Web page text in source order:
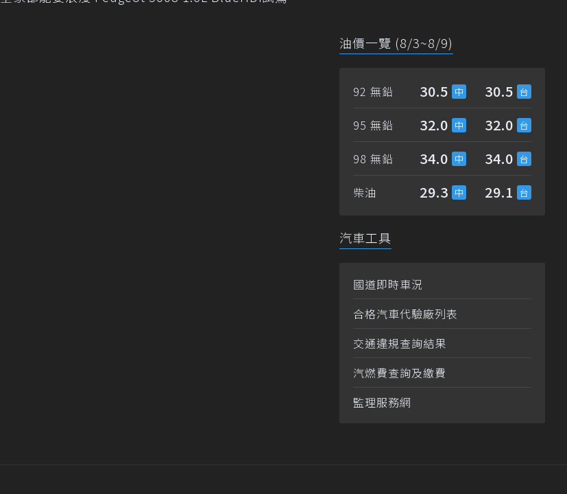
油價一覽 (8/3~8/9)
92 無鉛 30.5 30.5
95 無鉛 32.0 32.0
98 無鉛 34.0 34.0
柴油 29.3 29.1
汽車工具
國道即時車況
合格汽車代驗廠列表
交通違規查詢結果
汽燃費查詢及繳費
監理服務網